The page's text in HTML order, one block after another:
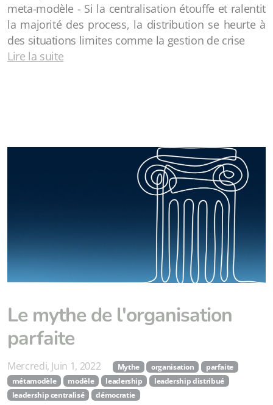
meta-modèle - Si la centralisation étouffe et ralentit
la majorité des process, la distribution se heurte à
des situations limites comme la gestion de crise
Lire la suite
Le mythe de l'organisation
parfaite
Mercredi, Juin 1, 2022 Mythe organisation
parfaite
métamodèle
modèle leadership
leadership distribué
leadership centralisé
démocratie